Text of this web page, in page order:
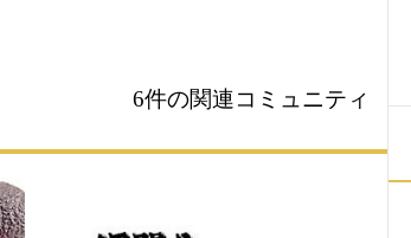
6件の関連コミュニティ